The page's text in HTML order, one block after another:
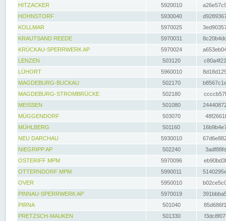
HITZACKER
5920010
HOHNSTORF
5930040
KOLLMAR
5970025
KRAUTSAND REEDE
5970031
KRÜCKAU-SPERRWERK AP
5970024
LENZEN
503120
LÜHORT
5960010
MAGDEBURG-BUCKAU
502170
MAGDEBURG-STROMBRÜCKE
502180
MEISSEN
501080
MÜGGENDORF
503070
MÜHLBERG
501160
NEU DARCHAU
5930010
NIEGRIPP AP
502240
OSTERIFF MPM
5970096
OTTERNDORF MPM
5990011
OVER
5950010
PINNAU-SPERRWERK AP
5970019
PIRNA
501040
PRETZSCH-MAUKEN
501330